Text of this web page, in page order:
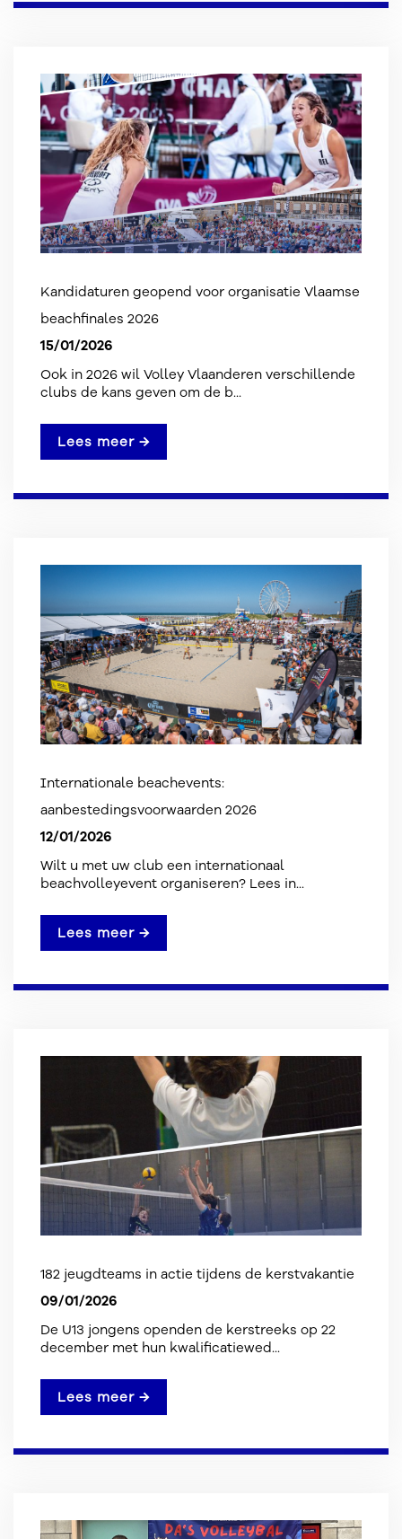
Kandidaturen geopend voor organisatie Vlaamse
beachfinales 2026
15/01/2026
Ook in 2026 wil Volley Vlaanderen verschillende
clubs de kans geven om de b...
Lees meer →
Internationale beachevents:
aanbestedingsvoorwaarden 2026
12/01/2026
Wilt u met uw club een internationaal
beachvolleyevent organiseren? Lees in...
Lees meer →
182 jeugdteams in actie tijdens de kerstvakantie
09/01/2026
De U13 jongens openden de kerstreeks op 22
december met hun kwalificatiewed...
Lees meer →